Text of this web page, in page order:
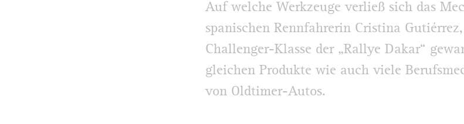
Auf welche Werkzeuge verließ sich das
spanischen Rennfahrerin Cristina
Challenger-Klasse der „Rallye Dakar“
gleichen Produkte wie auch viele
von Oldtimer-Autos.